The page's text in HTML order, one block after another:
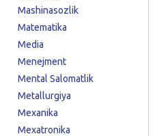
Mashinasozlik
Matematika
Media
Menejment
Mental Salomatlik
Metallurgiya
Mexanika
Mexatronika